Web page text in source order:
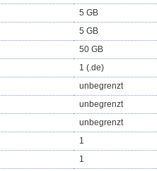
5 GB
5 GB
50 GB
1 (.de)
unbegrenzt
unbegrenzt
unbegrenzt
1
1